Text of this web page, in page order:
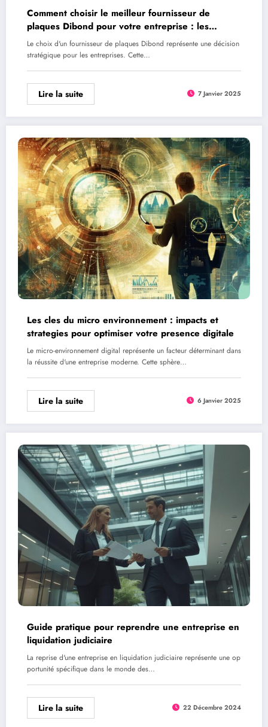
Comment choisir le meilleur fournisseur de
plaques Dibond pour votre entreprise : les
indicateurs de fiabilite a surveiller
Le choix d'un fournisseur de plaques Dibond représente une décision
stratégique pour les entreprises. Cette…
Lire la suite 7 Janvier 2025
Les cles du micro environnement : impacts et
strategies pour optimiser votre presence digitale
Le micro-environnement digital représente un facteur déterminant dans
la réussite d'une entreprise moderne. Cette sphère…
Lire la suite 6 Janvier 2025
Guide pratique pour reprendre une entreprise en
liquidation judiciaire
La reprise d'une entreprise en liquidation judiciaire représente une op
portunité spécifique dans le monde des…
Lire la suite 22 Décembre 2024